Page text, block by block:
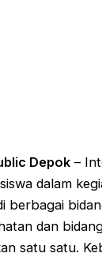
Depok –
dalam
berbagai
dan
satu satu.